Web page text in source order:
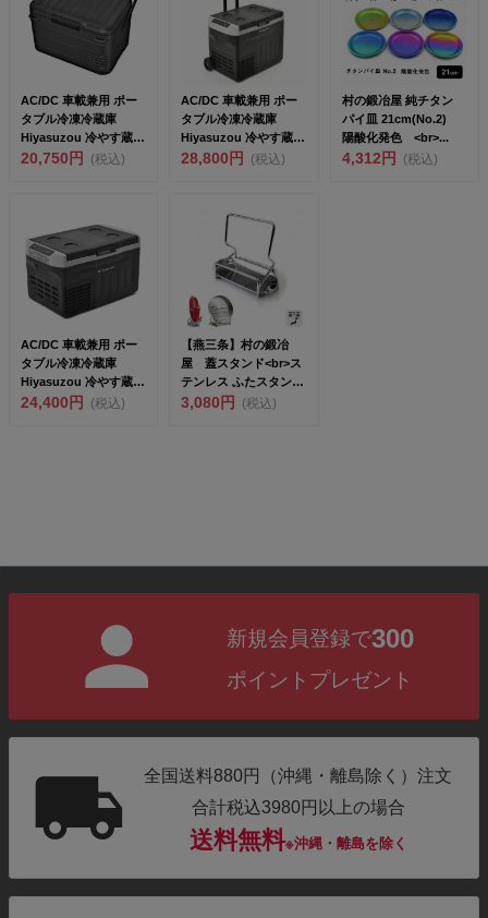
AC/DC 車載兼用 ポー
タブル冷凍冷蔵庫
Hiyasuzou 冷やす蔵
10L P...
20,750円 (税込)
AC/DC 車載兼用 ポー
タブル冷凍冷蔵庫
Hiyasuzou 冷やす蔵
30L P...
28,800円 (税込)
村の鍛冶屋 純チタン
パイ皿 21cm(No.2)
陽酸化発色 <br>...
4,312円 (税込)
AC/DC 車載兼用 ポー
タブル冷凍冷蔵庫
Hiyasuzou 冷やす蔵
20L P...
24,400円 (税込)
【燕三条】村の鍛冶
屋 蓋スタンド<br>ス
テンレス ふたスタンド
TS-...
3,080円 (税込)
新規会員登録で300
ポイントプレゼント
全国送料880円（沖縄・離島除く）注文
合計税込3980円以上の場合
送料無料※沖縄・離島を除く